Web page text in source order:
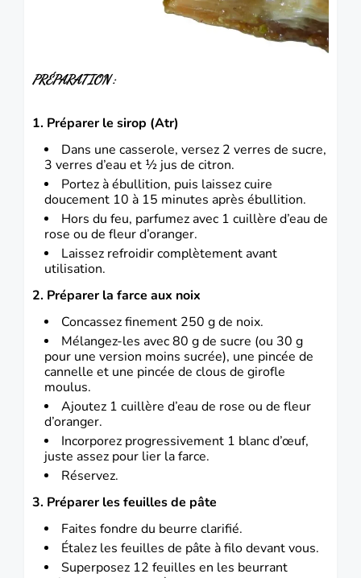
PRÉPARATION :
1. Préparer le sirop (Atr)
Dans une casserole, versez 2 verres de sucre,
3 verres d’eau et ½ jus de citron.
Portez à ébullition, puis laissez cuire
doucement 10 à 15 minutes après ébullition.
Hors du feu, parfumez avec 1 cuillère d’eau de
rose ou de fleur d’oranger.
Laissez refroidir complètement avant
utilisation.
2. Préparer la farce aux noix
Concassez finement 250 g de noix.
Mélangez-les avec 80 g de sucre (ou 30 g
pour une version moins sucrée), une pincée de
cannelle et une pincée de clous de girofle
moulus.
Ajoutez 1 cuillère d’eau de rose ou de fleur
d’oranger.
Incorporez progressivement 1 blanc d’œuf,
juste assez pour lier la farce.
Réservez.
3. Préparer les feuilles de pâte
Faites fondre du beurre clarifié.
Étalez les feuilles de pâte à filo devant vous.
Superposez 12 feuilles en les beurrant